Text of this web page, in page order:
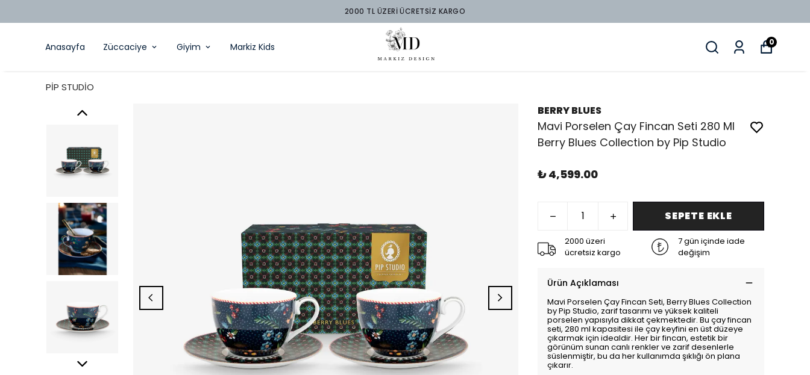
2000 TL ÜZERİ ÜCRETSİZ KARGO
Anasayfa Züccaciye Giyim Markiz Kids 0
PİP STUDİO
BERRY BLUES
Mavi Porselen Çay Fincan Seti 280 Ml
Berry Blues Collection by Pip Studio
₺ 4,599.00
SEPETE EKLE
2000 üzeri
ücretsiz kargo
7 gün içinde iade
değişim
Ürün Açıklaması
Mavi Porselen Çay Fincan Seti, Berry Blues Collection
by Pip Studio, zarif tasarımı ve yüksek kaliteli
porselen yapısıyla dikkat çekmektedir. Bu çay fincan
seti, 280 ml kapasitesi ile çay keyfini en üst düzeye
çıkarmak için idealdir. Her bir fincan, estetik bir
görünüm sunan canlı renkler ve zarif desenlerle
süslenmiştir, bu da her kullanımda şıklığı ön plana
çıkarır.